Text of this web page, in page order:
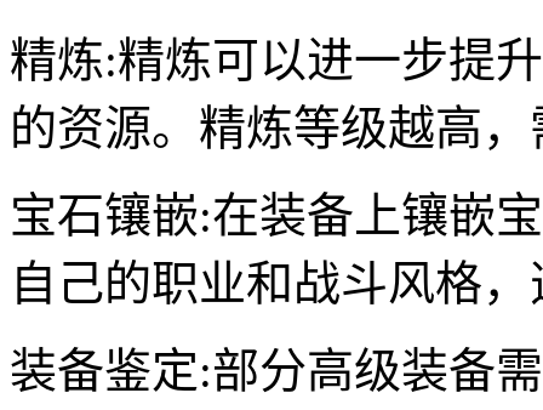
精炼:精炼可以进一步提
的资源。精炼等级越高
宝石镶嵌:在装备上镶嵌
自己的职业和战斗风格
装备鉴定:部分高级装备